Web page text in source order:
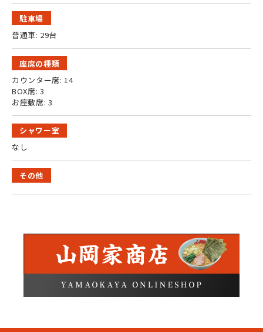
駐車場
普通車: 29台
座席の種類
カウンター席: 14
BOX席: 3
お座敷席: 3
シャワー室
なし
その他